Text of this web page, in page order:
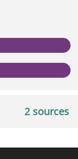
2 sources